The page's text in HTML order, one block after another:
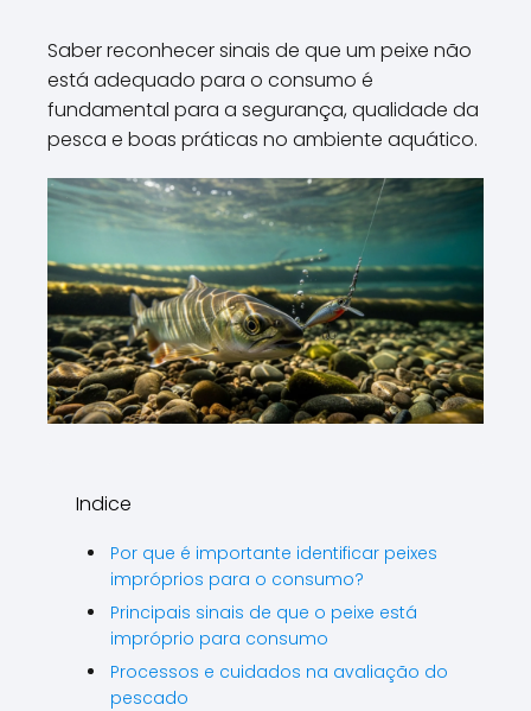
Saber reconhecer sinais de que um peixe não
está adequado para o consumo é
fundamental para a segurança, qualidade da
pesca e boas práticas no ambiente aquático.
Indice
Por que é importante identificar peixes
impróprios para o consumo?
Principais sinais de que o peixe está
impróprio para consumo
Processos e cuidados na avaliação do
pescado